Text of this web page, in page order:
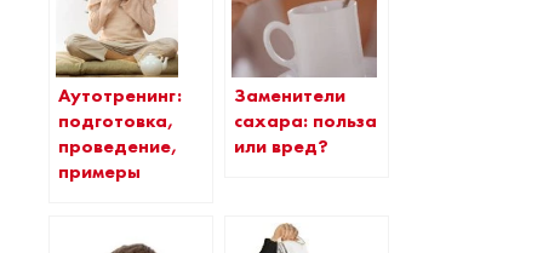
Аутотренинг:
подготовка,
проведение,
примеры
Заменители
сахара: польза
или вред?